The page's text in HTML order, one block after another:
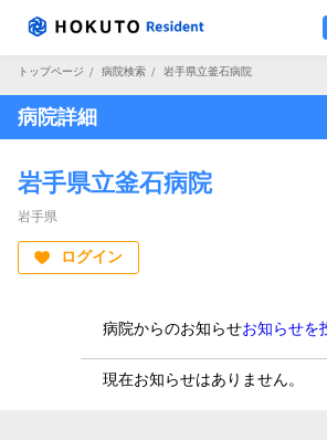
トップページ / 病院検索 / 岩手県立釜石病院
病院詳細
岩手県立釜石病院
岩手県
ログイン
病院からのお知らせお知らせを
現在お知らせはありません。